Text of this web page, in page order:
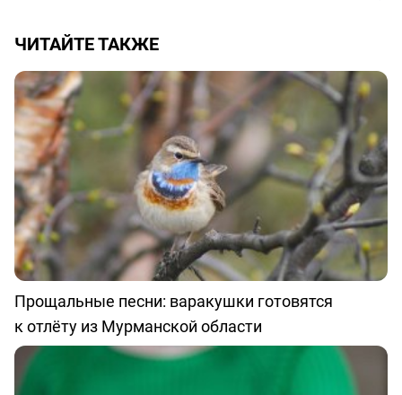
ЧИТАЙТЕ ТАКЖЕ
Прощальные песни: варакушки готовятся
к отлёту из Мурманской области